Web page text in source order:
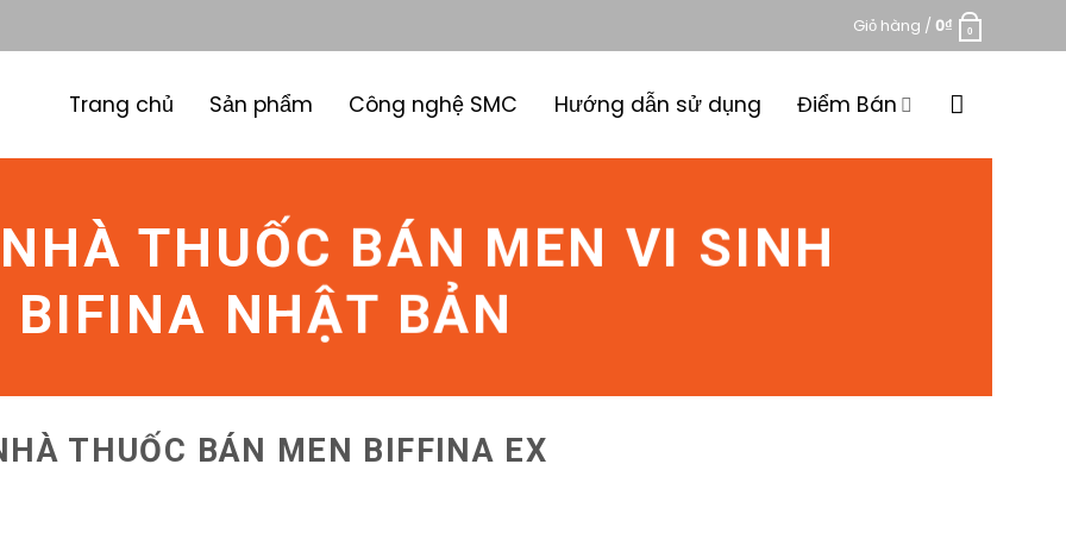
Giỏ hàng / 0₫ 0
Trang chủ Sản phẩm Công nghệ SMC Hướng dẫn sử dụng Điểm Bán
THUỐC BÁN MEN VI SINH
BIFINA NHẬT BẢN
THUỐC BÁN MEN BIFFINA EX